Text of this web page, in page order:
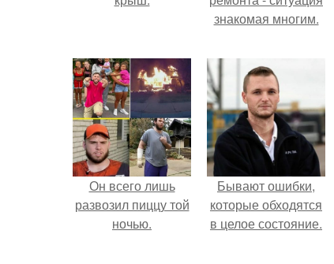
знакомая многим.
Он всего лишь
развозил пиццу той
ночью.
Бывают ошибки,
которые обходятся
в целое состояние.